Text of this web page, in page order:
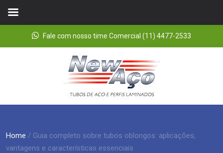
Fale com nosso time Comercial (11) 4477-2533
Home / Guia completo sobre tubos oblongos: aplicações,
vantagens e características essenciais